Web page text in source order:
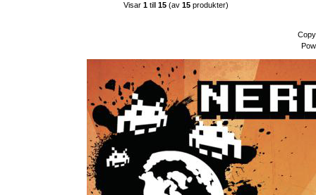
Visar 1 till 15 (av 15 produkter)